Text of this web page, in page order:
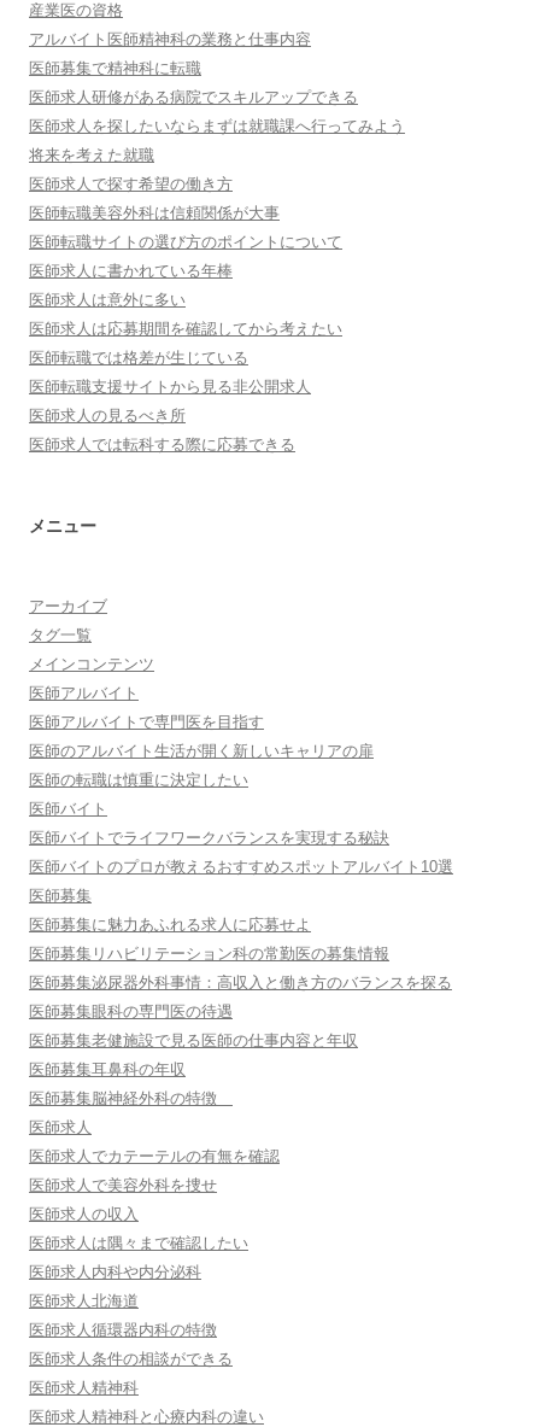
産業医の資格
アルバイト医師精神科の業務と仕事内容
医師募集で精神科に転職
医師求人研修がある病院でスキルアップできる
医師求人を探したいならまずは就職課へ行ってみよう
将来を考えた就職
医師求人で探す希望の働き方
医師転職美容外科は信頼関係が大事
医師転職サイトの選び方のポイントについて
医師求人に書かれている年棒
医師求人は意外に多い
医師求人は応募期間を確認してから考えたい
医師転職では格差が生じている
医師転職支援サイトから見る非公開求人
医師求人の見るべき所
医師求人では転科する際に応募できる
メニュー
アーカイブ
タグ一覧
メインコンテンツ
医師アルバイト
医師アルバイトで専門医を目指す
医師のアルバイト生活が開く新しいキャリアの扉
医師の転職は慎重に決定したい
医師バイト
医師バイトでライフワークバランスを実現する秘訣
医師バイトのプロが教えるおすすめスポットアルバイト10選
医師募集
医師募集に魅力あふれる求人に応募せよ
医師募集リハビリテーション科の常勤医の募集情報
医師募集泌尿器外科事情：高収入と働き方のバランスを探る
医師募集眼科の専門医の待遇
医師募集老健施設で見る医師の仕事内容と年収
医師募集耳鼻科の年収
医師募集脳神経外科の特徴
医師求人
医師求人でカテーテルの有無を確認
医師求人で美容外科を捜せ
医師求人の収入
医師求人は隅々まで確認したい
医師求人内科や内分泌科
医師求人北海道
医師求人循環器内科の特徴
医師求人条件の相談ができる
医師求人精神科
医師求人精神科と心療内科の違い